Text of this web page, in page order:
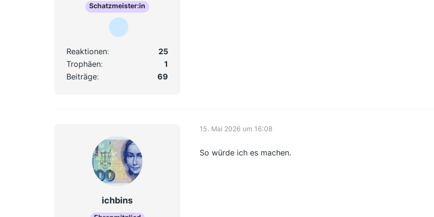
Schatzmeister:in
Reaktionen
25
Trophäen
1
Beiträge
69
ichbins
15. Mai 2026 um 16:08
So würde ich es machen.